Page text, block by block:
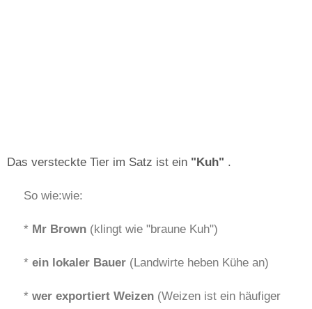
Das versteckte Tier im Satz ist ein "Kuh" .
So wie:wie:
* Mr Brown (klingt wie "braune Kuh")
* ein lokaler Bauer (Landwirte heben Kühe an)
* wer exportiert Weizen (Weizen ist ein häufiger